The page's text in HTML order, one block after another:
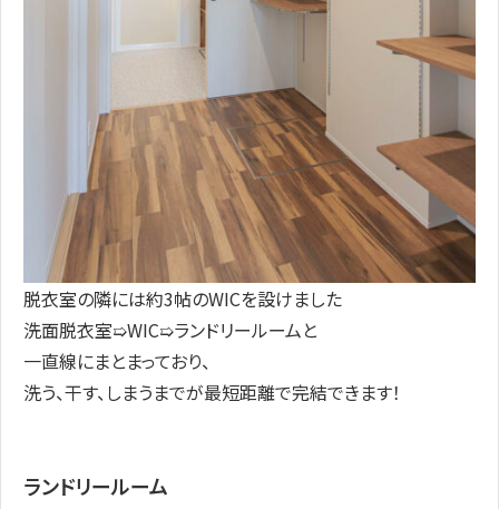
脱衣室の隣には約3帖のWICを設けました
洗面脱衣室➯WIC➯ランドリールームと
一直線にまとまっており、
洗う、干す、しまうまでが最短距離で完結できます！
ランドリールーム